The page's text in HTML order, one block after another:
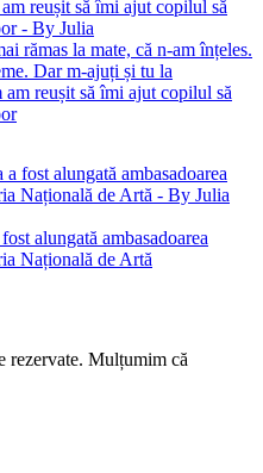
rămas la mate, că n-am înțeles.
Dar m-ajuți și tu la
reușit să îmi ajut copilul să
alungată ambasadoarea
Națională de Artă
rezervate. Mulțumim că